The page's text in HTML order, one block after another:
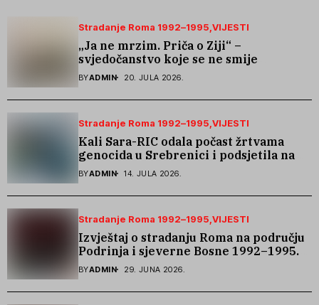
Stradanje Roma 1992–1995 VIJESTI
„Ja ne mrzim. Priča o Ziji“ –
svjedočanstvo koje se ne smije
zaboraviti
BYADMIN 20. JULA 2026.
Stradanje Roma 1992–1995 VIJESTI
Kali Sara-RIC odala počast žrtvama
genocida u Srebrenici i podsjetila na
stradanje Roma iz Skočića
BYADMIN 14. JULA 2026.
Stradanje Roma 1992–1995 VIJESTI
Izvještaj o stradanju Roma na području
Podrinja i sjeverne Bosne 1992–1995.
godine
BYADMIN 29. JUNA 2026.